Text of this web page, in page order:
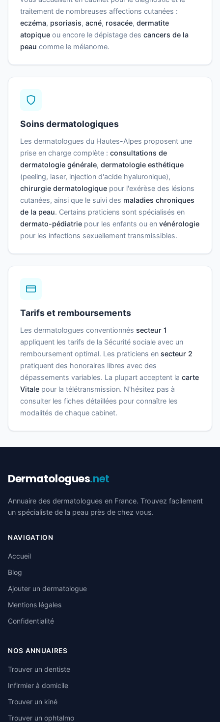
traitement de nombreuses affections cutanées :
eczéma, psoriasis, acné, rosacée, dermatite
atopique ou encore le dépistage des cancers de la
peau comme le mélanome.
Soins dermatologiques
Les dermatologues du Hautes-Alpes proposent une
prise en charge complète : consultations de
dermatologie générale, dermatologie esthétique
(peeling, laser, injection d'acide hyaluronique),
chirurgie dermatologique pour l'exérèse des lésions
cutanées, ainsi que le suivi des maladies chroniques
de la peau. Certains praticiens sont spécialisés en
dermato-pédiatrie pour les enfants ou en vénérologie
pour les infections sexuellement transmissibles.
Tarifs et remboursements
Les dermatologues conventionnés secteur 1
appliquent les tarifs de la Sécurité sociale avec un
remboursement optimal. Les praticiens en secteur 2
pratiquent des honoraires libres avec des
dépassements variables. La plupart acceptent la carte
Vitale pour la télétransmission. N'hésitez pas à
consulter les fiches détaillées pour connaître les
modalités de chaque cabinet.
Dermatologues.net
Annuaire des dermatologues en France. Trouvez facilement
un spécialiste de la peau près de chez vous.
NAVIGATION
Accueil
Blog
Ajouter un dermatologue
Mentions légales
Confidentialité
NOS ANNUAIRES
Trouver un dentiste
Infirmier à domicile
Trouver un kiné
Trouver un ophtalmo